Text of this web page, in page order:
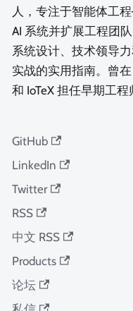
人，专注于智能体工
AI 系统并扩展工程团
系统设计、技术领导
实战的实用指南。曾
和 IoTeX 担任早期工程
GitHub
LinkedIn
Twitter
RSS
中文 RSS
Products
论坛